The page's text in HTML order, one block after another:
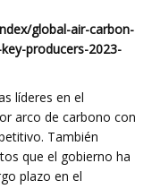
global-air-carbon-
producers-2023-
líderes en el
arco de carbono con
También
que el gobierno ha
plazo en el